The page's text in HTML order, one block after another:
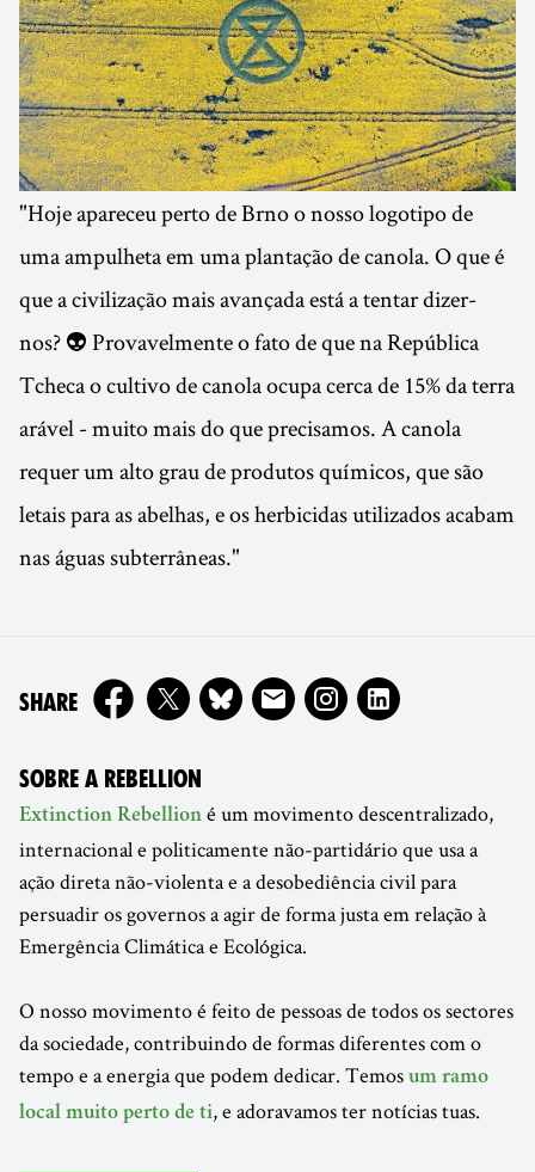
"Hoje apareceu perto de Brno o nosso logotipo de
uma ampulheta em uma plantação de canola. O que é
que a civilização mais avançada está a tentar dizer-
nos? 👽 Provavelmente o fato de que na República
Tcheca o cultivo de canola ocupa cerca de 15% da terra
arável - muito mais do que precisamos. A canola
requer um alto grau de produtos químicos, que são
letais para as abelhas, e os herbicidas utilizados acabam
nas águas subterrâneas."
SHAREON
SOBRE A REBELLION
Extinction Rebellion é um movimento descentralizado,
internacional e politicamente não-partidário que usa a
ação direta não-violenta e a desobediência civil para
persuadir os governos a agir de forma justa em relação à
Emergência Climática e Ecológica.
O nosso movimento é feito de pessoas de todos os sectores
da sociedade, contribuindo de formas diferentes com o
tempo e a energia que podem dedicar. Temos um ramo
local muito perto de ti, e adoravamos ter notícias tuas.